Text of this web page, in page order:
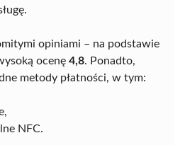
opiniami – na podstawie
ocenę 4,8. Ponadto,
metody płatności, w tym:
NFC.